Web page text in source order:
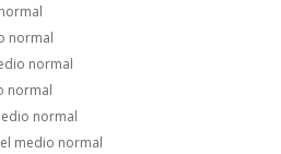
normal
normal
normal
normal
medio normal